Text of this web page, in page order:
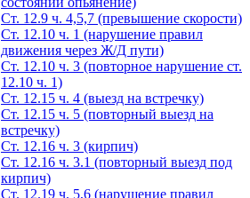
Ст. 12.9 ч. 4,5,7 (превышение скорости)
Ст. 12.10 ч. 1 (нарушение правил
движения через Ж/Д пути)
Ст. 12.10 ч. 3 (повторное нарушение ст.
12.10 ч. 1)
Ст. 12.15 ч. 4 (выезд на встречку)
Ст. 12.15 ч. 5 (повторный выезд на
встречку)
Ст. 12.16 ч. 3 (кирпич)
Ст. 12.16 ч. 3.1 (повторный выезд под
кирпич)
Ст. 12.19 ч. 5,6 (нарушение правил